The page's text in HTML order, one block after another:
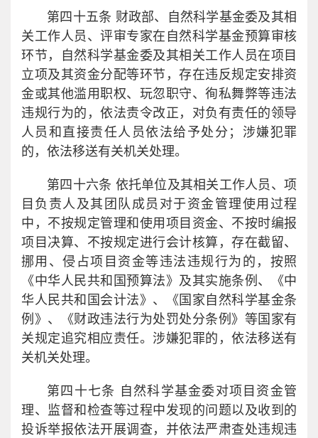
第四十五条 财政部、自然科学基金委及其相
关工作人员、评审专家在自然科学基金预算审核
环节，自然科学基金委及其相关工作人员在项目
立项及其资金分配等环节，存在违反规定安排资
金或其他滥用职权、玩忽职守、徇私舞弊等违法
违规行为的，依法责令改正，对负有责任的领导
人员和直接责任人员依法给予处分；涉嫌犯罪
的，依法移送有关机关处理。
第四十六条 依托单位及其相关工作人员、项
目负责人及其团队成员对于资金管理使用过程
中，不按规定管理和使用项目资金、不按时编报
项目决算、不按规定进行会计核算，存在截留、
挪用、侵占项目资金等违法违规行为的，按照
《中华人民共和国预算法》及其实施条例、《中
华人民共和国会计法》、《国家自然科学基金条
例》、《财政违法行为处罚处分条例》等国家有
关规定追究相应责任。涉嫌犯罪的，依法移送有
关机关处理。
第四十七条 自然科学基金委对项目资金管
理、监督和检查等过程中发现的问题以及收到的
投诉举报依法开展调查，并依法严肃查处违规违